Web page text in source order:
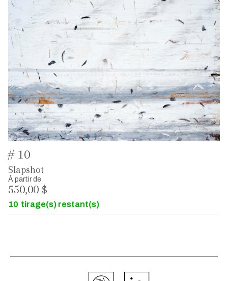
# 10
Slapshot
À partir de
550,00 $
10 tirage(s) restant(s)